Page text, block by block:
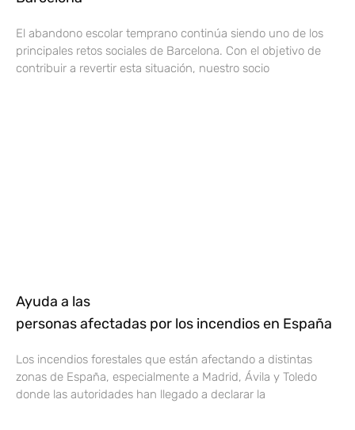
El abandono escolar temprano continúa siendo uno de los
principales retos sociales de Barcelona. Con el objetivo de
contribuir a revertir esta situación, nuestro socio
Ayuda a las
personas afectadas por los incendios en España
Los incendios forestales que están afectando a distintas
zonas de España, especialmente a Madrid, Ávila y Toledo
donde las autoridades han llegado a declarar la